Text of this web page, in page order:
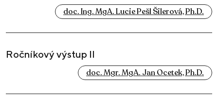
doc. Ing. MgA. Lucie Pešl Šilerová, Ph.D.
Ročníkový výstup II
doc. Mgr. MgA. Jan Ocetek, Ph.D.